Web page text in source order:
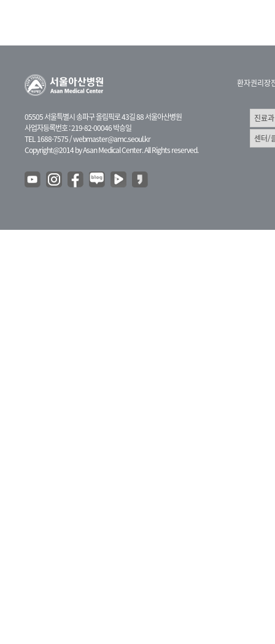
05505 서울특별시 송파구 올림픽로 43길 88 서울아산병원
사업자등록번호 : 219-82-00046 박승일
TEL 1688-7575 /webmaster@amc.seoul.kr
Copyright@2014 by Asan Medical Center. All Rights reserved.
환자권리장